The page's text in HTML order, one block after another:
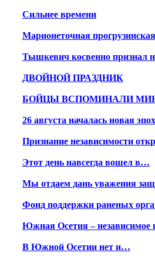
Сильнее времени
Марионеточная
Тышкевич косвенно признал
ДВОЙНОЙ ПРАЗДНИК
БОЙЦЫ ВСПОМИНАЛИ
26 августа началась новая
Признание независимости
Этот день навсегда вошел в…
Мы отдаем дань уважения
Фонд поддержки раненых
Южная Осетия – независимое
В Южной Осетии нет и…